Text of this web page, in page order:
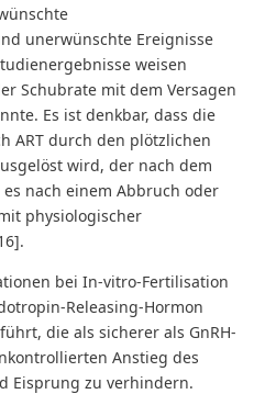
unerwünschte Ereignisse
weisen
Schubrate mit dem Versagen
Es ist denkbar, dass die
ART durch den plötzlichen
wird, der nach dem
nach einem Abbruch oder
physiologischer
bei In-vitro-Fertilisation
Releasing-Hormon
die als sicherer als GnRH-
Anstieg des
Eisprung zu verhindern.